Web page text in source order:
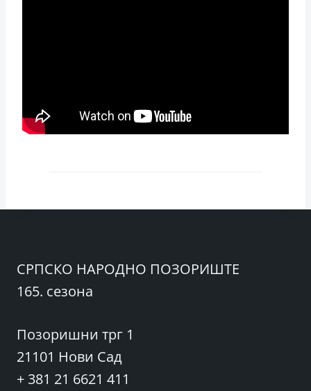
СРПСКО НАРОДНО ПОЗОРИШТЕ
165. сезона
Позоришни трг 1
21101 Нови Сад
+ 381 21 6621 411